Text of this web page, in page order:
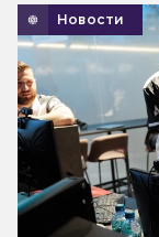
Новости